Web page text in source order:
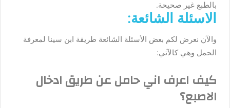
بالطبع غير صحيحة.
الاسئلة الشائعة:
والآن نعرض لكم بعض الأسئلة الشائعة طريقة ابن سينا لمعرفة
الحمل وهي كالآتي:
كيف اعرف اني حامل عن طريق ادخال
الاصبع؟